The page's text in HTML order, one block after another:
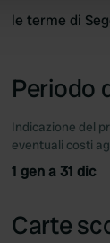
from your
le terme di
Periodo
Indicazione del
eventuali costi
1 gen a 31 dic
Carte